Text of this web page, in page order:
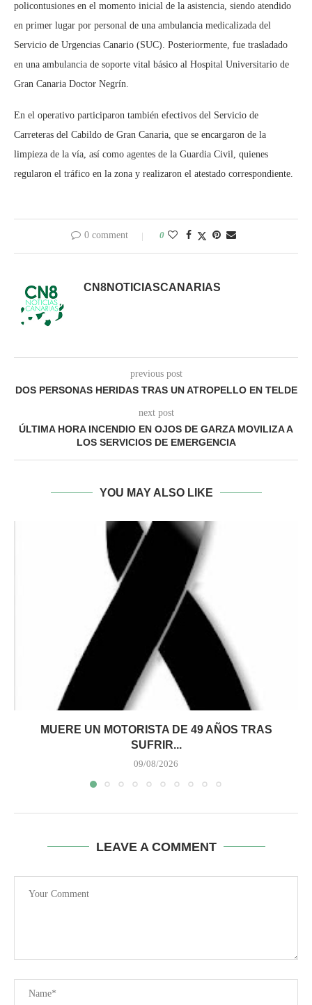
policontusiones en el momento inicial de la asistencia, siendo atendido
en primer lugar por personal de una ambulancia medicalizada del
Servicio de Urgencias Canario (SUC). Posteriormente, fue trasladado
en una ambulancia de soporte vital básico al Hospital Universitario de
Gran Canaria Doctor Negrín.
En el operativo participaron también efectivos del Servicio de
Carreteras del Cabildo de Gran Canaria, que se encargaron de la
limpieza de la vía, así como agentes de la Guardia Civil, quienes
regularon el tráfico en la zona y realizaron el atestado correspondiente.
0 comment 0
CN8NOTICIASCANARIAS
previous post
DOS PERSONAS HERIDAS TRAS UN ATROPELLO EN TELDE
next post
ÚLTIMA HORA INCENDIO EN OJOS DE GARZA MOVILIZA A
LOS SERVICIOS DE EMERGENCIA
YOU MAY ALSO LIKE
MUERE UN MOTORISTA DE 49 AÑOS TRAS
SUFRIR...
09/08/2026
LEAVE A COMMENT